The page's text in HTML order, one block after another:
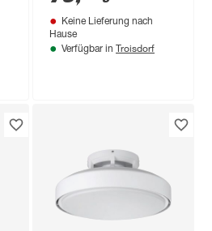
dimmbar 2700 lm
RGB - tunable white
Ø 44 x 175 cm
Keine Lieferung nach
Hause
Verfügbar in Troisdorf